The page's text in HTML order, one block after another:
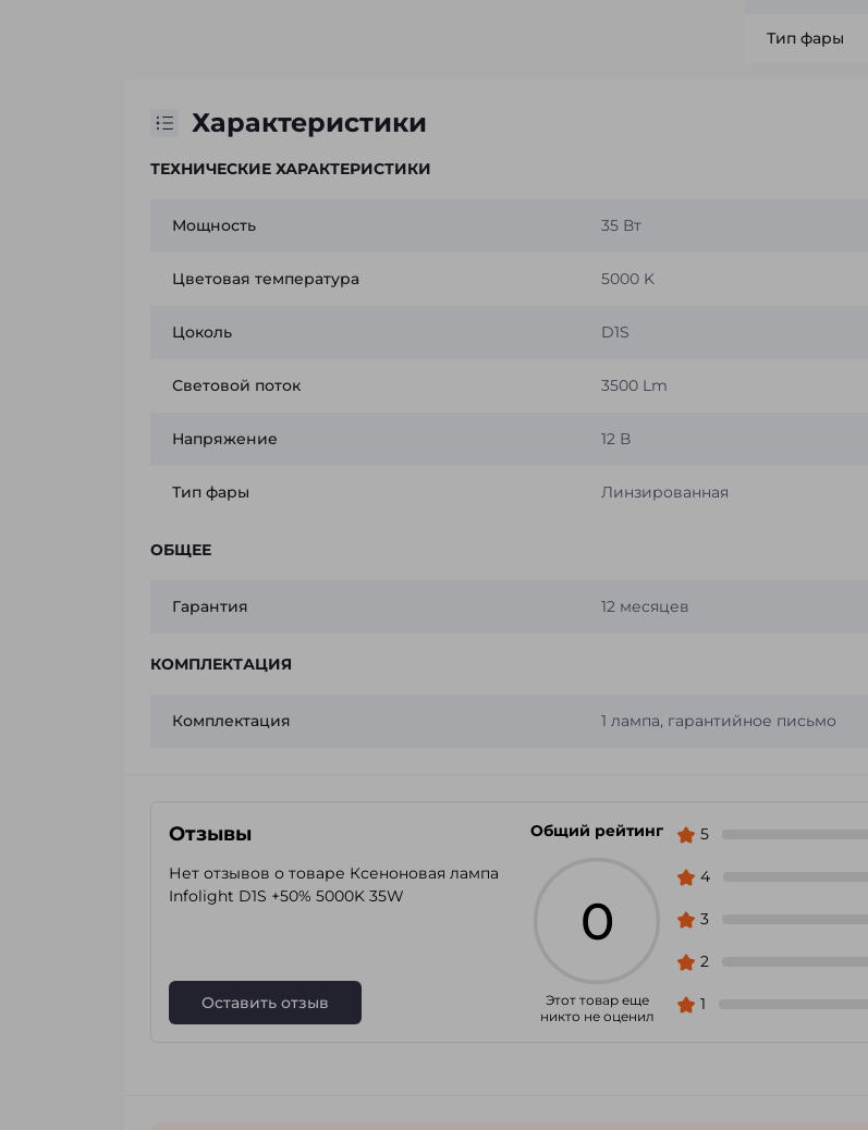
Тип фары
Характеристики
ТЕХНИЧЕСКИЕ ХАРАКТЕРИСТИКИ
Мощность 35 Вт
Цветовая температура 5000 K
Цоколь D1S
Световой поток 3500 Lm
Напряжение 12 В
Тип фары Линзированная
ОБЩЕЕ
Гарантия 12 месяцев
КОМПЛЕКТАЦИЯ
Комплектация 1 лампа, гарантийное письмо
Отзывы
Нет отзывов о товаре Ксеноновая лампа
Infolight D1S +50% 5000K 35W
Оставить отзыв
Общий рейтинг
0
Этот товар еще
никто не оценил
5
4
3
2
1